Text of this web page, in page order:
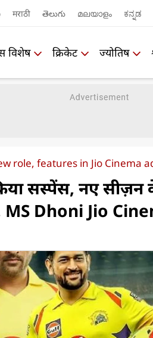
मराठी తెలుగు മലയാളം ಕನ್ನಡ
विशेष क्रिकेट ज्योतिष
role, features in Jio Cinema
सस्पेंस, नए
MS Dhoni Jio